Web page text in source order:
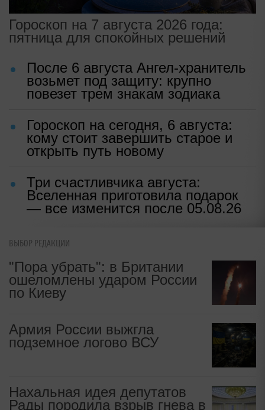
Гороскоп на 7 августа 2026 года:
пятница для спокойных решений
После 6 августа Ангел-хранитель
возьмет под защиту: крупно
повезет трем знакам зодиака
Гороскоп на сегодня, 6 августа:
кому стоит завершить старое и
открыть путь новому
Три счастливчика августа:
Вселенная приготовила подарок
— все изменится после 05.08.26
ВЫБОР РЕДАКЦИИ
"Пора убрать": в Британии
ошеломлены ударом России
по Киеву
Армия России выжгла
подземное логово ВСУ
Нахальная идея депутатов
Рады породила взрыв гнева в